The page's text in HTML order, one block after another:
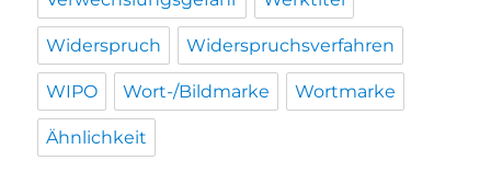
Widerspruch Widerspruchsverfahren
WIPO Wort-/Bildmarke Wortmarke
Ähnlichkeit